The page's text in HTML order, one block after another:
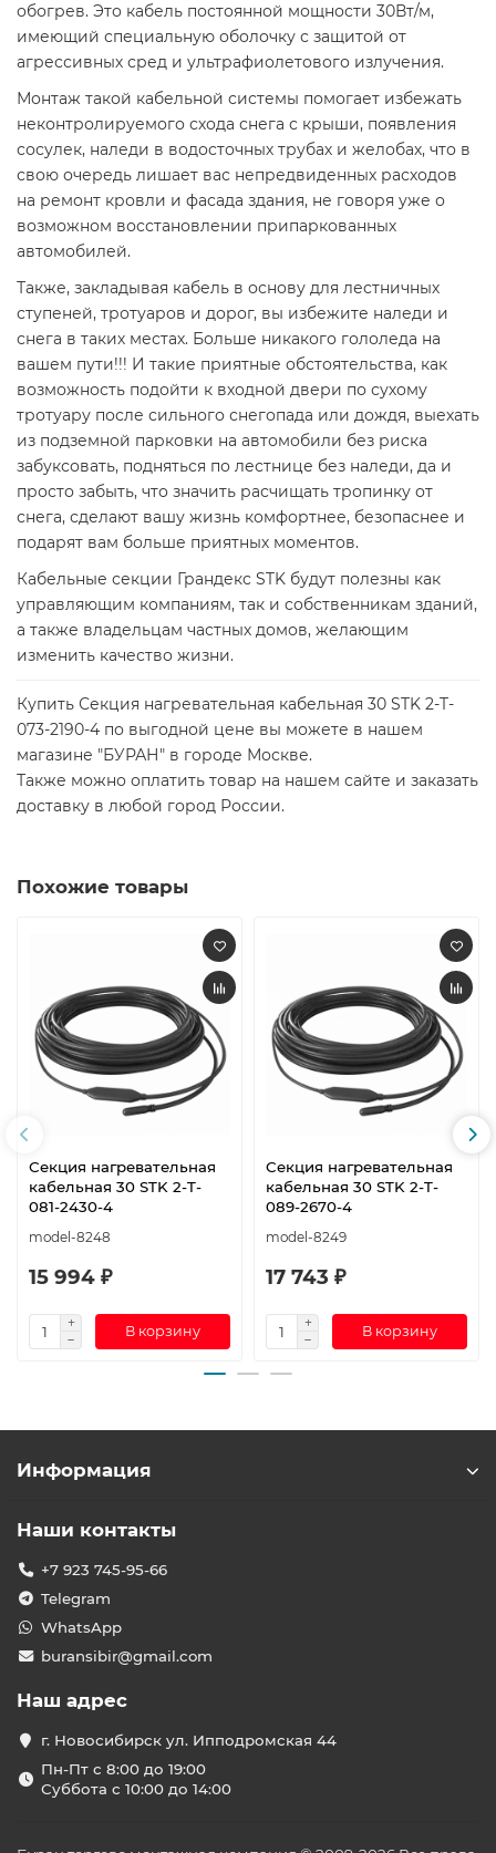
обогрев. Это кабель постоянной мощности 30Вт/м,
имеющий специальную оболочку с защитой от
агрессивных сред и ультрафиолетового излучения.
Монтаж такой кабельной системы помогает избежать
неконтролируемого схода снега с крыши, появления
сосулек, наледи в водосточных трубах и желобах, что в
свою очередь лишает вас непредвиденных расходов
на ремонт кровли и фасада здания, не говоря уже о
возможном восстановлении припаркованных
автомобилей.
Также, закладывая кабель в основу для лестничных
ступеней, тротуаров и дорог, вы избежите наледи и
снега в таких местах. Больше никакого гололеда на
вашем пути!!! И такие приятные обстоятельства, как
возможность подойти к входной двери по сухому
тротуару после сильного снегопада или дождя, выехать
из подземной парковки на автомобили без риска
забуксовать, подняться по лестнице без наледи, да и
просто забыть, что значить расчищать тропинку от
снега, сделают вашу жизнь комфортнее, безопаснее и
подарят вам больше приятных моментов.
Кабельные секции Грандекс STK будут полезны как
управляющим компаниям, так и собственникам зданий,
а также владельцам частных домов, желающим
изменить качество жизни.
Купить Секция нагревательная кабельная 30 STK 2-T-
073-2190-4 по выгодной цене вы можете в нашем
магазине "БУРАН" в городе Москве.
Также можно оплатить товар на нашем сайте и заказать
доставку в любой город России.
Похожие товары
Секция нагревательная
кабельная 30 STK 2-T-
081-2430-4
model-8248
15 994 ₽
В корзину
Секция нагревательная
кабельная 30 STK 2-T-
089-2670-4
model-8249
17 743 ₽
В корзину
Информация
Наши контакты
+7 923 745-95-66
Telegram
WhatsApp
buransibir@gmail.com
Наш адрес
г. Новосибирск ул. Ипподромская 44
Пн-Пт с 8:00 до 19:00
Суббота с 10:00 до 14:00